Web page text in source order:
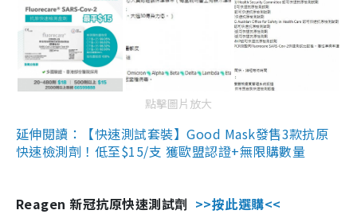
點擊圖片放大
延伸閱讀：【快速測試套裝】Good Mask發售3款抗原
快速檢測劑！低至$15/支 獲歐盟認證+無限購數量
Reagen 新冠抗原快速測試劑 >>按此選購<<